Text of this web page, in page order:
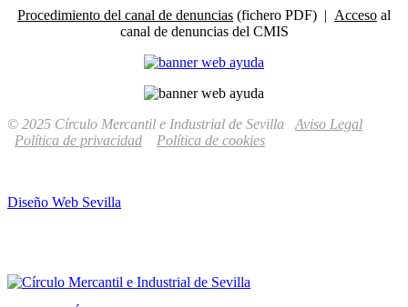
Procedimiento del canal de denuncias (fichero PDF) | Acceso al
canal de denuncias del CMIS
© 2025 Círculo Mercantil e Industrial de Sevilla Aviso Legal
Política de privacidad
Política de cookies
Diseño Web Sevilla